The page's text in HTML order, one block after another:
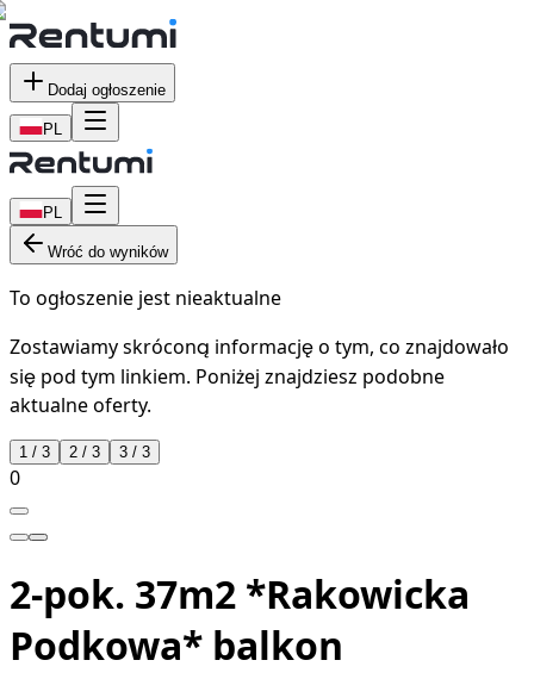
Dodaj ogłoszenie
PL
PL
Wróć do wyników
To ogłoszenie jest nieaktualne
Zostawiamy skróconą informację o tym, co znajdowało
się pod tym linkiem. Poniżej znajdziesz podobne
aktualne oferty.
1 / 3 2 / 3 3 / 3
0
2-pok. 37m2 *Rakowicka
Podkowa* balkon